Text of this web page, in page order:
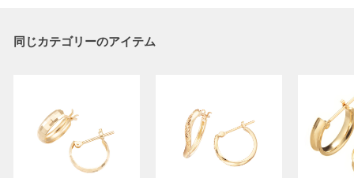
同じカテゴリーのアイテム